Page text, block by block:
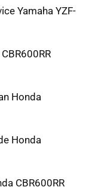
Yamaha YZF-
Honda
Honda
CBR600RR